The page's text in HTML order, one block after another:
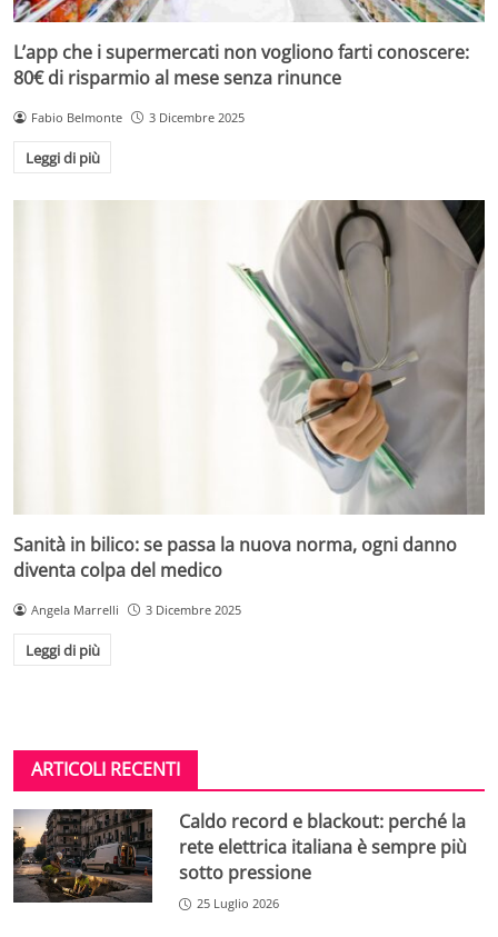
L’app che i supermercati non vogliono farti conoscere:
80€ di risparmio al mese senza rinunce
Fabio Belmonte 3 Dicembre 2025
Leggi di più
Sanità in bilico: se passa la nuova norma, ogni danno
diventa colpa del medico
Angela Marrelli 3 Dicembre 2025
Leggi di più
ARTICOLI RECENTI
Caldo record e blackout: perché la
rete elettrica italiana è sempre più
sotto pressione
25 Luglio 2026